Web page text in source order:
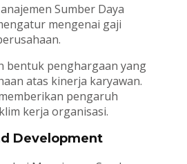
Sumber Daya
mengenai gaji
bentuk penghargaan yang
atas kinerja karyawan.
pengaruh
kerja organisasi.
Development